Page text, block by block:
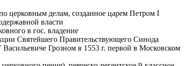
церковным делам, созданное царем Петром I
власти
в гос. владение
Святейшего Правительствующего Синода
Грозном в 1553 г. первой в Московском